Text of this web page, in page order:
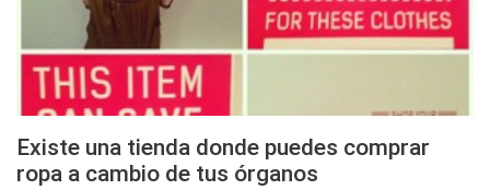
Existe una tienda donde puedes comprar
ropa a cambio de tus órganos